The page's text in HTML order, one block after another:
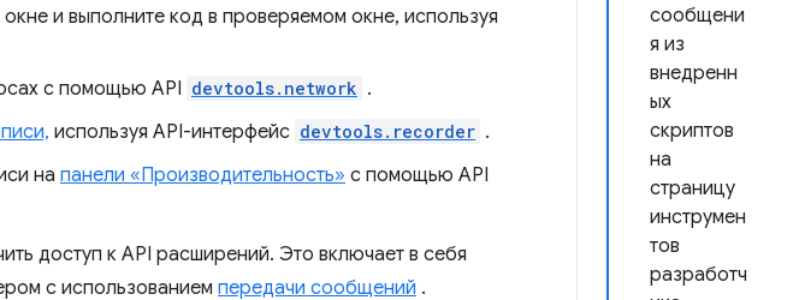
сообщени
я из
внедренн
ых
скриптов
на
страницу
инструмен
тов
разработч
и выполните код в проверяемом окне, используя
с помощью API devtools.network .
используя API-интерфейс devtools.recorder .
на панели «Производительность» с помощью API
доступ к API расширений. Это включает в себя
с использованием передачи сообщений .